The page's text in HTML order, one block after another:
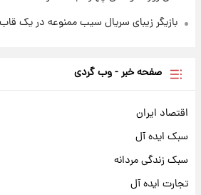
بازیگر زیبای سریال سیب ممنوعه در یک
صفحه خبر - وب گردی
اقتصاد ایران
سبک ایده آل
سبک زندگی مردانه
تجارت ایده آل